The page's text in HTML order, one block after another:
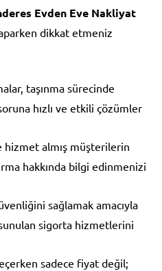
Evden Eve Nakliyat
dikkat etmeniz
taşınma sürecinde
hızlı ve etkili çözümler
hizmet almış müşterilerin
hakkında bilgi edinmenizi
sağlamak amacıyla
sigorta hizmetlerini
sadece fiyat değil;